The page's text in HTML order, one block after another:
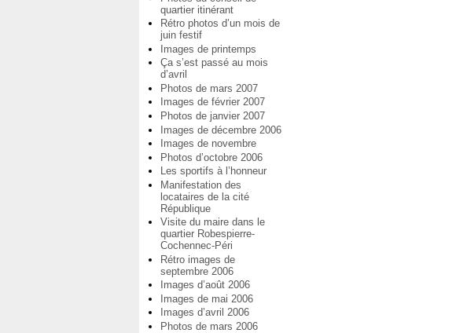
quartier itinérant
Rétro photos d’un mois de
juin festif
Images de printemps
Ça s’est passé au mois
d’avril
Photos de mars 2007
Images de février 2007
Photos de janvier 2007
Images de décembre 2006
Images de novembre
Photos d’octobre 2006
Les sportifs à l’honneur
Manifestation des
locataires de la cité
République
Visite du maire dans le
quartier Robespierre-
Cochennec-Péri
Rétro images de
septembre 2006
Images d’août 2006
Images de mai 2006
Images d’avril 2006
Photos de mars 2006